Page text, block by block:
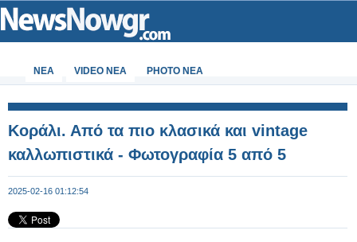
ΝΕΑ VIDEO NEA PHOTO NEA
Κοράλι. Από τα πιο κλασικά και vintage
καλλωπιστικά - Φωτογραφία 5 από 5
2025-02-16 01:12:54